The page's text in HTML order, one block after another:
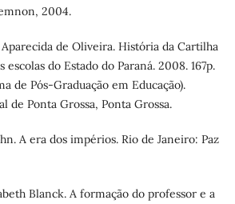
2004.
Aparecida de Oliveira. História da Cartilha
escolas do Estado do Paraná. 2008. 167p.
de Pós-Graduação em Educação).
de Ponta Grossa, Ponta Grossa.
A era dos impérios. Rio de Janeiro: Paz
Blanck. A formação do professor e a